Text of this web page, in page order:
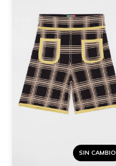
SIN CAMBIO